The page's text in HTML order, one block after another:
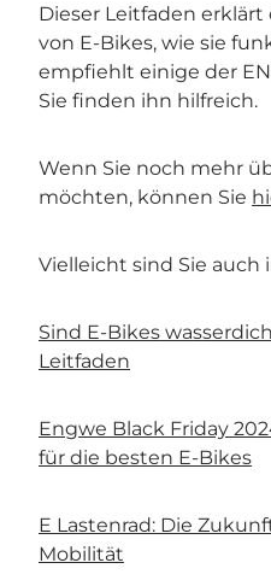
Dieser Leitfaden
von E-Bikes, wie sie
empfiehlt einige der
Sie finden ihn hilfreich.
Wenn Sie noch mehr
möchten, können Sie
Vielleicht sind Sie auch
Sind E-Bikes
Leitfaden
Engwe Black Friday
für die besten E-Bikes
E Lastenrad: Die
Mobilität